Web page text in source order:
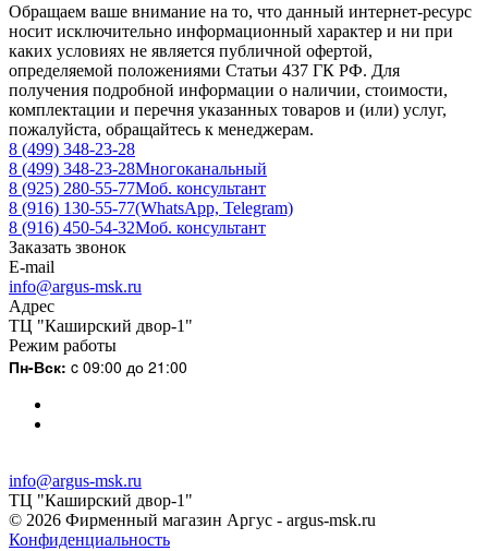
Обращаем ваше внимание на то, что данный интернет-ресурс
носит исключительно информационный характер и ни при
каких условиях не является публичной офертой,
определяемой положениями Статьи 437 ГК РФ. Для
получения подробной информации о наличии, стоимости,
комплектации и перечня указанных товаров и (или) услуг,
пожалуйста, обращайтесь к менеджерам.
8 (499) 348-23-28
8 (499) 348-23-28Многоканальный
8 (925) 280-55-77Моб. консультант
8 (916) 130-55-77(WhatsApp, Telegram)
8 (916) 450-54-32Моб. консультант
Заказать звонок
E-mail
info@argus-msk.ru
Адрес
ТЦ "Каширский двор-1"
Режим работы
Пн-Вск: c 09:00 до 21:00
info@argus-msk.ru
ТЦ "Каширский двор-1"
© 2026 Фирменный магазин Аргус - argus-msk.ru
Конфиденциальность